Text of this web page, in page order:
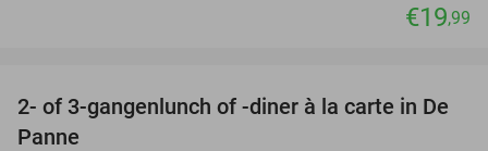
€19,99
39%
2- of 3-gangenlunch of -diner à la carte in De
Panne